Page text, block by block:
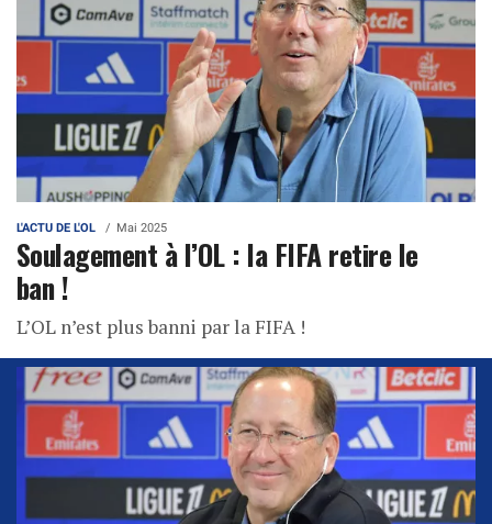
L'ACTU DE L'OL Mai 2025
Soulagement à l’OL : la FIFA retire le
ban !
L’OL n’est plus banni par la FIFA !